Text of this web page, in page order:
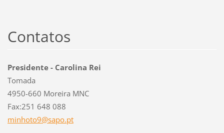
Contatos
Presidente - Carolina Rei
Tomada
4950-660 Moreira MNC
Fax:251 648 088
minhoto9@sapo.pt